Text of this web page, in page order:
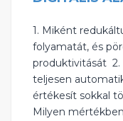
1. Miként
folyamatát, és
produktivitását
teljesen
értékesít sokkal
Milyen